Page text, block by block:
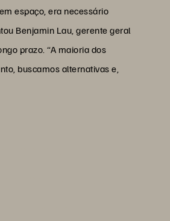
espaço, era necessário
Benjamin Lau, gerente geral
prazo. “A maioria dos
buscamos alternativas e,